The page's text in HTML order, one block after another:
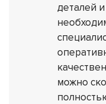
деталей
можно